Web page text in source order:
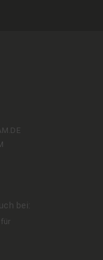
bei: